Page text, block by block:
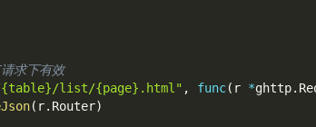
求下有效
{table}/list/{page}.html" , func( r *ghttp.
( r. Router)